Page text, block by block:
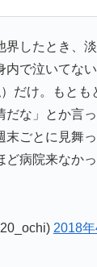
界したとき、
内で泣いてな
だけ。もとも
だな」とか言
末ごとに見舞
ど病院来なか
2018